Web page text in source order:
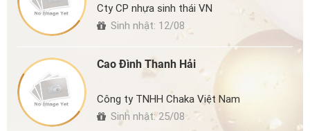
Cty CP nhựa sinh thái VN
Sinh nhật: 12/08
Cao Đình Thanh Hải
Công ty TNHH Chaka Việt Nam
Sinh nhật: 25/08